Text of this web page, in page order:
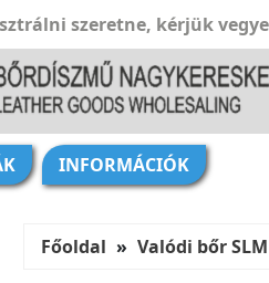
szeretne, kérjük
INFORMÁCIÓK
Főoldal Valódi bőr